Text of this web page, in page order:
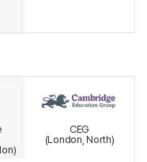
CEG
(London, North)